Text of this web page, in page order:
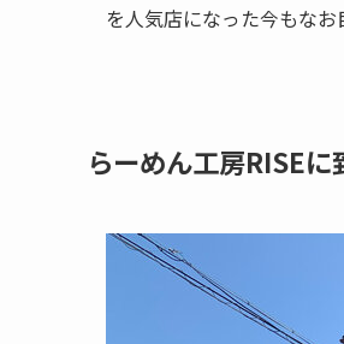
を人気店になった今もなお
らーめん工房RISEに